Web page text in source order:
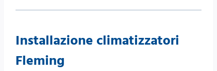
Installazione climatizzatori
Fleming